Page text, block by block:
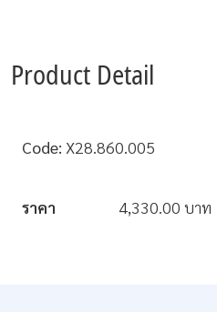
Product Detail
Code: X28.860.005
ราคา 4,330.00 บาท